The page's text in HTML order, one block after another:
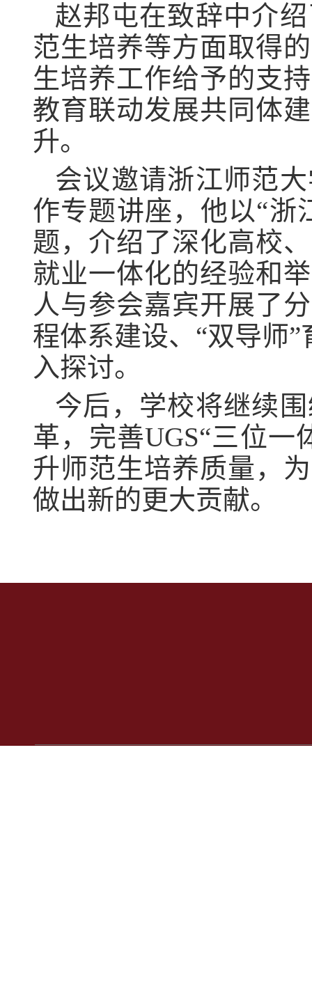
赵邦屯在致辞中介
范生培养等方面取得
生培养工作给予的支
教育联动发展共同体
升。
会议邀请浙江师范
作专题讲座，他以“浙
题，介绍了深化高校
就业一体化的经验和
人与参会嘉宾开展了
程体系建设、“双导师
入探讨。
今后，学校将继续
革，完善UGS“三位
升师范生培养质量，
做出新的更大贡献。